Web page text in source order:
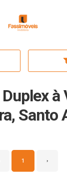
Página inicial
à
Santo
1 ›